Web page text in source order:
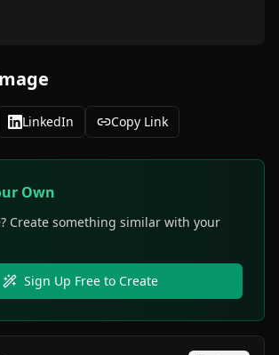
LinkedIn Copy Link
Own
Create something similar with your
Sign Up Free to Create